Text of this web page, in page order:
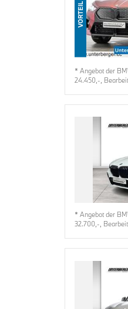
VORTEIL
* Angebot der
24.450,-,
* Angebot der
32.700,-,